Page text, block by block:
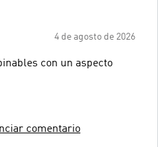
4 de agosto de 2026
con un aspecto
comentario